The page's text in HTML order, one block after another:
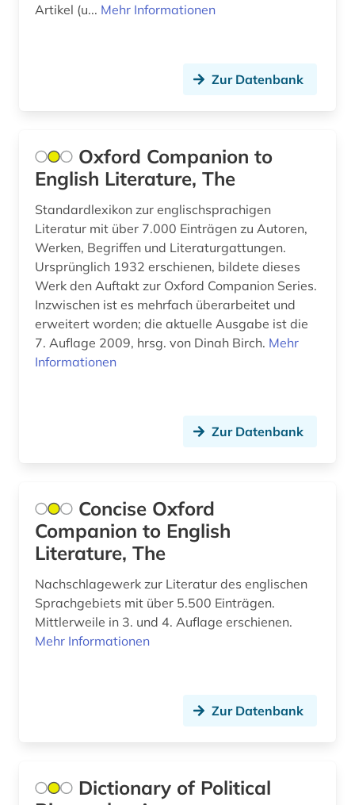
mathematik (1)
matrikel (2)
mexiko (2)
mission (1)
mittelalter (2)
mozart (1)
musical (1)
musik (3)
musiker (6)
musikkultur (1)
musikleben (1)
musikstile (1)
musikwissenschaft (2)
mähren (1)
nationalsozialismus (1)
neuzeit (1)
Artikel (u... Mehr Informationen
Zur Datenbank
Oxford Companion to
English Literature, The
Standardlexikon zur englischsprachigen
Literatur mit über 7.000 Einträgen zu Autoren,
Werken, Begriffen und Literaturgattungen.
Ursprünglich 1932 erschienen, bildete dieses
Werk den Auftakt zur Oxford Companion Series.
Inzwischen ist es mehrfach überarbeitet und
erweitert worden; die aktuelle Ausgabe ist die
7. Auflage 2009, hrsg. von Dinah Birch. Mehr
Informationen
Zur Datenbank
Concise Oxford
Companion to English
Literature, The
Nachschlagewerk zur Literatur des englischen
Sprachgebiets mit über 5.500 Einträgen.
Mittlerweile in 3. und 4. Auflage erschienen.
Mehr Informationen
Zur Datenbank
Dictionary of Political